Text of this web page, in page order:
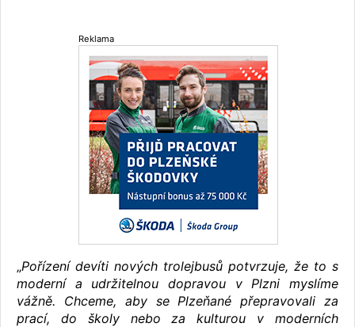
Reklama
„Pořízení devíti nových trolejbusů potvrzuje, že to s
moderní a udržitelnou dopravou v Plzni myslíme
vážně. Chceme, aby se Plzeňané přepravovali za
prací, do školy nebo za kulturou v moderních